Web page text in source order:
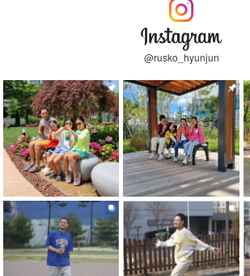
@rusko_hyunjun